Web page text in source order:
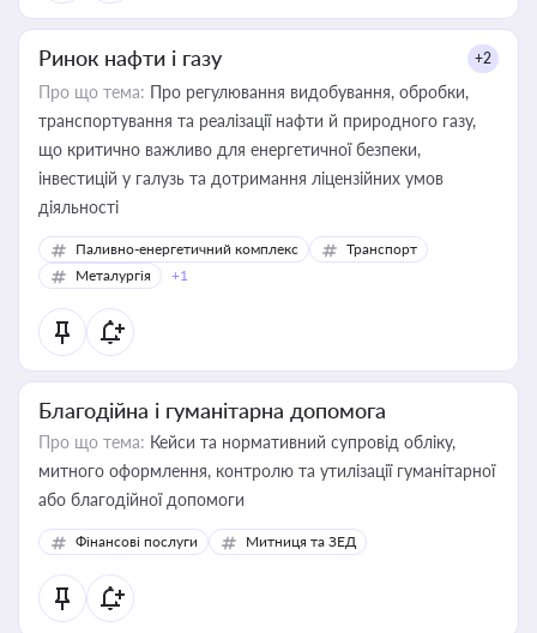
Ринок нафти і газу +2
Про що тема: Про регулювання видобування, обробки,
транспортування та реалізації нафти й природного газу,
що критично важливо для енергетичної безпеки,
інвестицій у галузь та дотримання ліцензійних умов
діяльності
Паливно-енергетичний комплекс
Транспорт
Металургія
+1
Благодійна і гуманітарна допомога
Про що тема: Кейси та нормативний супровід обліку,
митного оформлення, контролю та утилізації гуманітарної
або благодійної допомоги
Фінансові послуги Митниця та ЗЕД